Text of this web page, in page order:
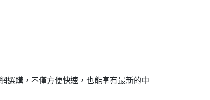
選購，不僅方便快速，也能享有最新的中